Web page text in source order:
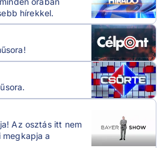
hírekkel.
Az osztás itt nem
a